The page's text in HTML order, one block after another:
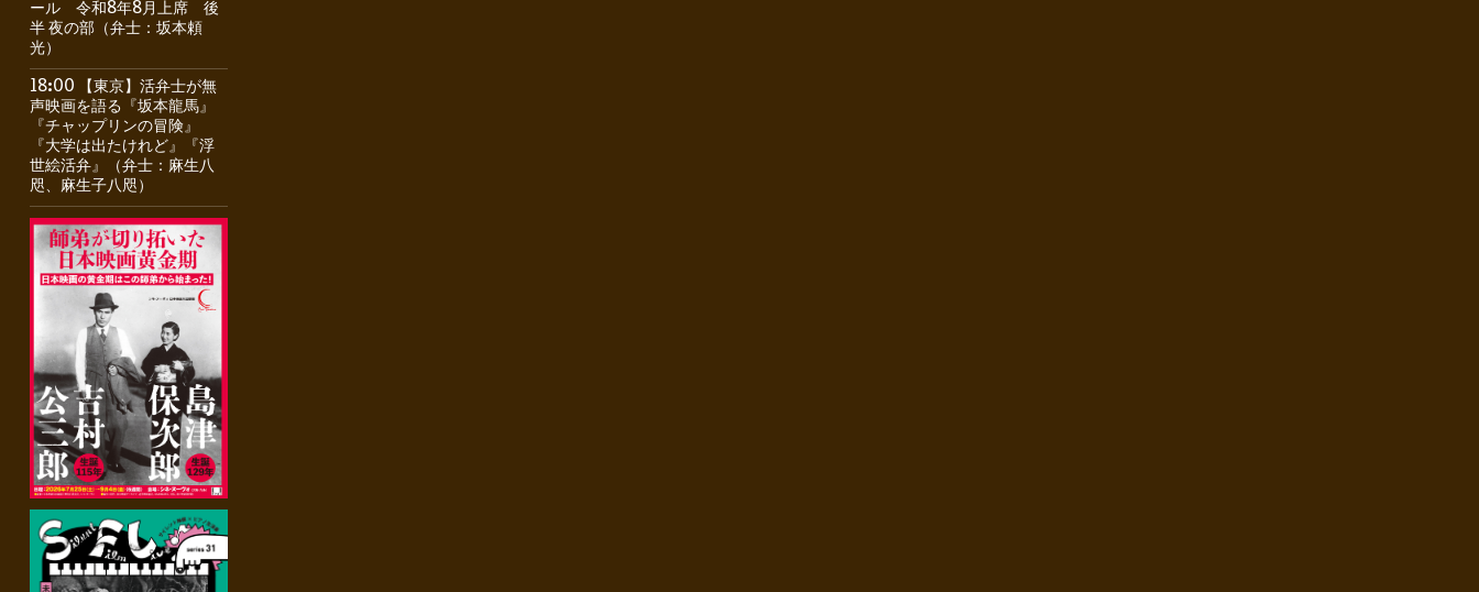
ール 令和8年8月上席 後
半 夜の部（弁士：坂本頼
光）
18:00 【東京】活弁士が無
声映画を語る『坂本龍馬』
『チャップリンの冒険』
『大学は出たけれど』『浮
世絵活弁』（弁士：麻生八
咫、麻生子八咫）